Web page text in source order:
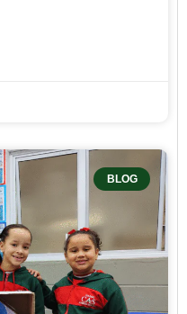
BLOG